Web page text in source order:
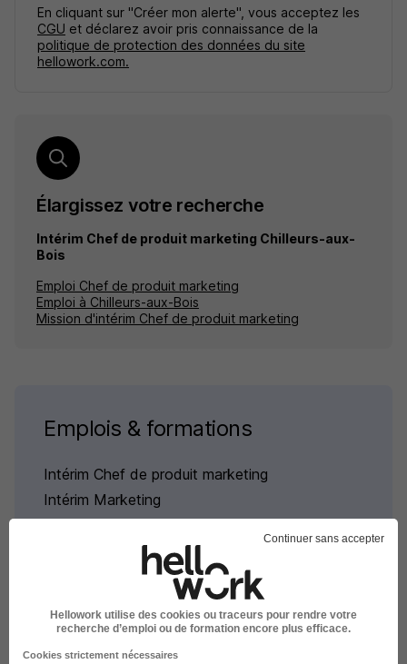
En cliquant sur "Créer mon alerte", vous acceptez les
CGU et déclarez avoir pris connaissance de la
politique de protection des données du site
hellowork.com.
Élargissez votre recherche
Intérim Chef de produit marketing Chilleurs-aux-
Bois
Emploi Chef de produit marketing
Emploi à Chilleurs-aux-Bois
Mission d'intérim Chef de produit marketing
Emplois & formations
Intérim Chef de produit marketing
Intérim Marketing
Intérim par ville pour le métier
Chef de produit marketing
Continuer sans accepter
Hellowork utilise des cookies ou traceurs pour rendre votre
recherche d’emploi ou de formation encore plus efficace.
Cookies strictement nécessaires